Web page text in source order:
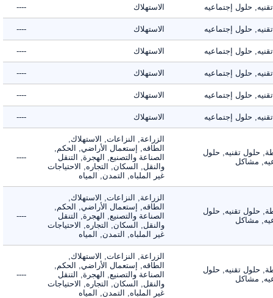
حلول إجتماعيه الاستهلاك ----
حلول إجتماعيه الاستهلاك ----
حلول إجتماعيه الاستهلاك ----
حلول إجتماعيه الاستهلاك ----
حلول إجتماعيه الاستهلاك ----
حلول إجتماعيه الاستهلاك ----
حلول تقنيه, حلول
مشاكل
الزراعة, النزاعات, الاستهلاك,
الطاقه, إستعمال الأراضي, الحكم,
الصناعة والتصنيع, الهجرة, التنقل
والنقل, السكان, التجاره, الاحتياجات
غير الملباه, التمدن, المياه
----
حلول تقنيه, حلول
مشاكل
الزراعة, النزاعات, الاستهلاك,
الطاقه, إستعمال الأراضي, الحكم,
الصناعة والتصنيع, الهجرة, التنقل
والنقل, السكان, التجاره, الاحتياجات
غير الملباه, التمدن, المياه
----
حلول تقنيه, حلول
مشاكل
الزراعة, النزاعات, الاستهلاك,
الطاقه, إستعمال الأراضي, الحكم,
الصناعة والتصنيع, الهجرة, التنقل
والنقل, السكان, التجاره, الاحتياجات
غير الملباه, التمدن, المياه
----